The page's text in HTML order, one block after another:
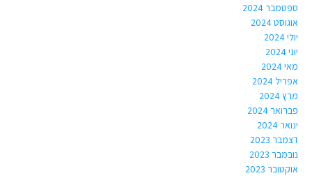
ספטמבר 2024
אוגוסט 2024
יולי 2024
יוני 2024
מאי 2024
אפריל 2024
מרץ 2024
פברואר 2024
ינואר 2024
דצמבר 2023
נובמבר 2023
אוקטובר 2023